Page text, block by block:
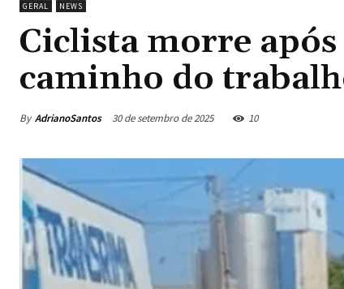
GERAL NEWS
Ciclista morre
caminho do
By AdrianoSantos 30 de setembro de 2025 10